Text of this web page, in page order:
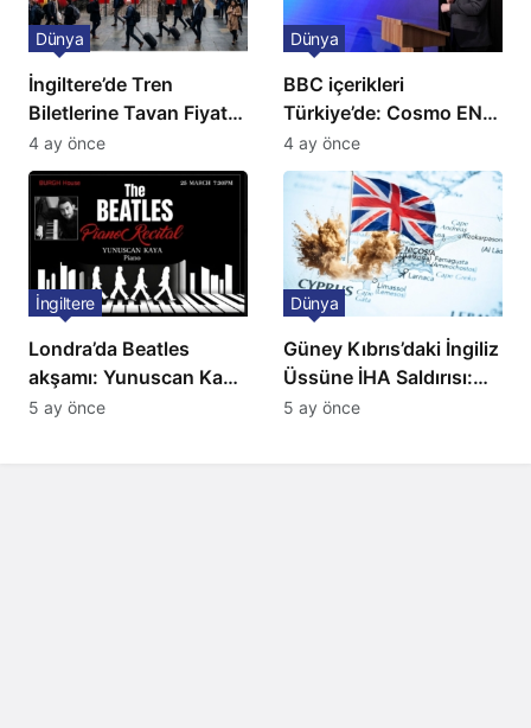
İngiltere’de Tren
Biletlerine Tavan Fiyat:
Ulaşımda Yeni
Düzenleme
Dünya
4 ay önce
BBC içerikleri
Türkiye’de: Cosmo EN
ve BBC Player yayında
Dünya
4 ay önce
Londra’da Beatles
akşamı: Yunuscan Kaya
klasik yorumuyla
İngiltere
5 ay önce
Güney Kıbrıs’daki İngiliz
Üssüne İHA Saldırısı:
Patlama, Sirenler ve
Dünya
5 ay önce